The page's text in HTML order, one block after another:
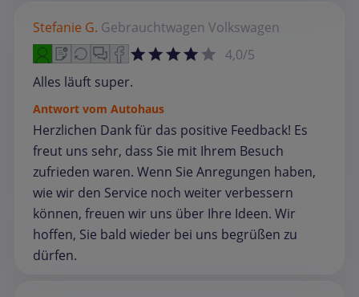
Stefanie G. Gebrauchtwagen Volkswagen
4,0/5
Alles läuft super.
Antwort vom Autohaus
Herzlichen Dank für das positive Feedback! Es
freut uns sehr, dass Sie mit Ihrem Besuch
zufrieden waren. Wenn Sie Anregungen haben,
wie wir den Service noch weiter verbessern
können, freuen wir uns über Ihre Ideen. Wir
hoffen, Sie bald wieder bei uns begrüßen zu
dürfen.